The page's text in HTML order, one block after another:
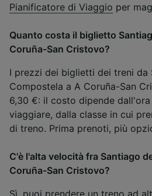
Pianificatore di Viaggio per
Quanto costa il biglietto
Coruña-San Cristovo?
I prezzi dei biglietti dei treni da
Compostela a A Coruña-San
6,30 €: il costo dipende
viaggiare, dalla classe in cui
di treno. Prima prenoti, più
C'è l'alta velocità fra Santiago
Coruña-San Cristovo?